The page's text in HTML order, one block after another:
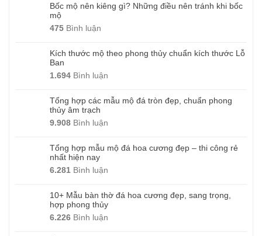
Bốc mộ nên kiêng gì? Những điều nên tránh khi bốc
mộ
475 Bình luận
Kích thước mộ theo phong thủy chuẩn kích thước Lỗ
Ban
1.694 Bình luận
Tổng hợp các mẫu mộ đá tròn đẹp, chuẩn phong
thủy âm trạch
9.908 Bình luận
Tổng hợp mẫu mộ đá hoa cương đẹp – thi công rẻ
nhất hiện nay
6.281 Bình luận
10+ Mẫu bàn thờ đá hoa cương đẹp, sang trọng,
hợp phong thủy
6.226 Bình luận